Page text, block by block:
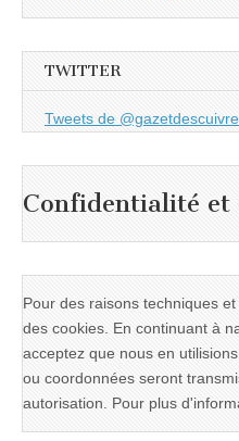
TWITTER
Tweets de
Confidentialité et
Pour des raisons techniques
des cookies. En continuant à
acceptez que nous en
ou coordonnées seront
autorisation. Pour plus